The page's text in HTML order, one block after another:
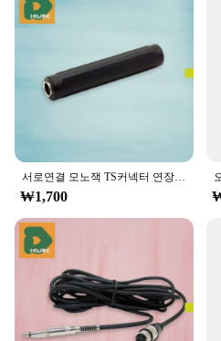
your 55잭 laptop back up
The components are
range of scenarios, from
complex fixes, making
for anyone involved in
Our 55잭 laptop repair
about functionality; they are
convenience. We
quick and efficient repairs,
our components at
accessible to vendors,
alike. With these sets for
benefits of high-quality
bank. Whether you're a
an individual looking to
these components offer
서로연결 모노잭 TS커넥터 연장젠더 55잭중계기 AV 용량 지속시간 무게 포장 배터리 호환 화면 속도 소재 크기
₩1,700